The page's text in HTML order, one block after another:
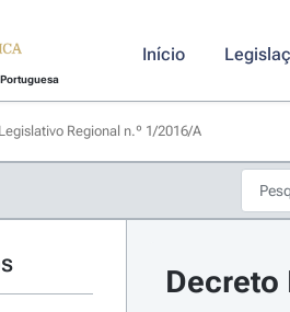
Início
Regional n.º 1/2016/A
Decreto